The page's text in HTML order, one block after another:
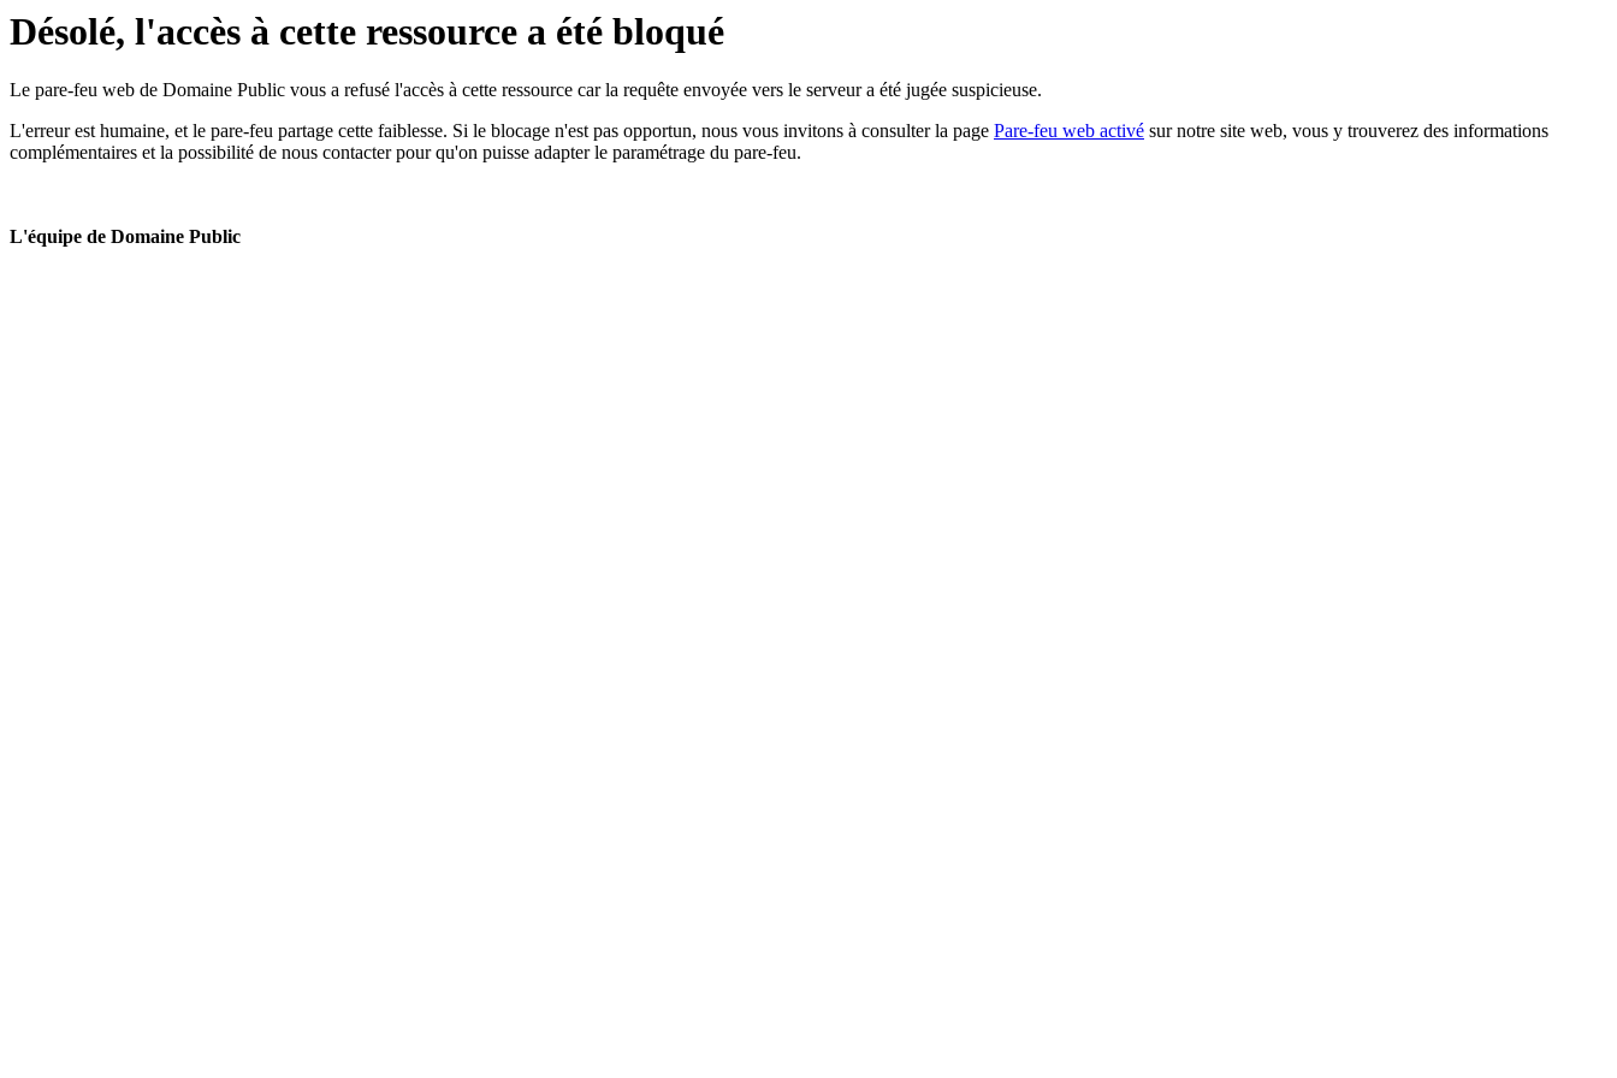
Désolé, l'accès à cette ressource a été bloqué
Le pare-feu web de Domaine Public vous a refusé l'accès à cette ressource car la requête envoyée vers le serveur a été jugée suspicieuse.
L'erreur est humaine, et le pare-feu partage cette faiblesse. Si le blocage n'est pas opportun, nous vous invitons à consulter la page Pare-feu web activé sur notre site web, vous y trouverez des informations
complémentaires et la possibilité de nous contacter pour qu'on puisse adapter le paramétrage du pare-feu.
L'équipe de Domaine Public